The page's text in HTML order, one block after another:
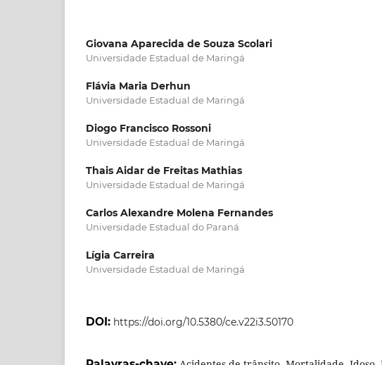
Giovana Aparecida de Souza Scolari
Universidade Estadual de Maringá
Flávia Maria Derhun
Universidade Estadual de Maringá
Diogo Francisco Rossoni
Universidade Estadual de Maringá
Thais Aidar de Freitas Mathias
Universidade Estadual de Maringá
Carlos Alexandre Molena Fernandes
Universidade Estadual do Paraná
Lígia Carreira
Universidade Estadual de Maringá
DOI: https://doi.org/10.5380/ce.v22i3.50170